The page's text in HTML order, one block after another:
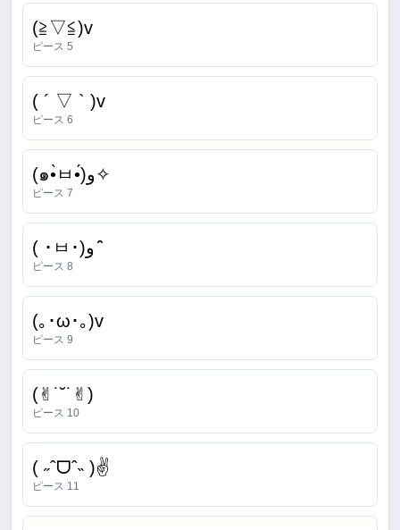
(≧▽≦)v
ピース 5
( ´ ▽ ` )v
ピース 6
(๑•̀ㅂ•́)و✧
ピース 7
( ･ㅂ･)و ̑̑
ピース 8
(｡･ω･｡)v
ピース 9
(✌︎˙˘˙✌︎)
ピース 10
( ˶ˆᗜˆ˵ )✌
ピース 11